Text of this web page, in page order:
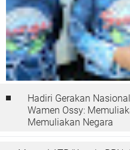
Hadiri Gerakan
Wamen Ossy:
Memuliakan Negara